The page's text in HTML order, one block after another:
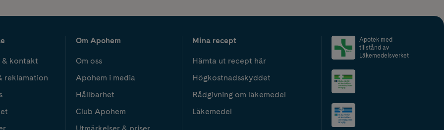
& kontakt
reklamation
Om Apohem
Om oss
Apohem i media
Hållbarhet
Club Apohem
Utmärkelser & priser
Mina recept
Hämta ut recept här
Högkostnadsskyddet
Rådgivning om läkemedel
Läkemedel
Apotek med
tillstånd av
Läkemedelsverket